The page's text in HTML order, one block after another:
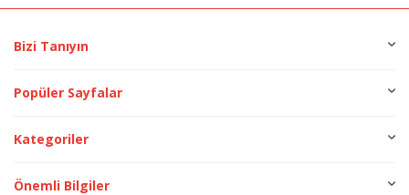
Bizi Tanıyın
Popüler Sayfalar
Kategoriler
Önemli Bilgiler